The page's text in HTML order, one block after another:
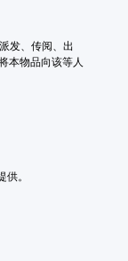
发、传阅、出
本物品向该等人
。